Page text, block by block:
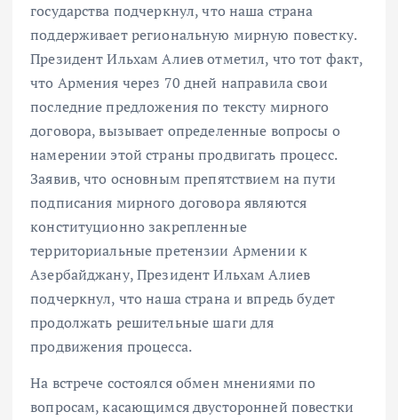
государства подчеркнул, что наша страна
поддерживает региональную мирную повестку.
Президент Ильхам Алиев отметил, что тот факт,
что Армения через 70 дней направила свои
последние предложения по тексту мирного
договора, вызывает определенные вопросы о
намерении этой страны продвигать процесс.
Заявив, что основным препятствием на пути
подписания мирного договора являются
конституционно закрепленные
территориальные претензии Армении к
Азербайджану, Президент Ильхам Алиев
подчеркнул, что наша страна и впредь будет
продолжать решительные шаги для
продвижения процесса.
На встрече состоялся обмен мнениями по
вопросам, касающимся двусторонней повестки